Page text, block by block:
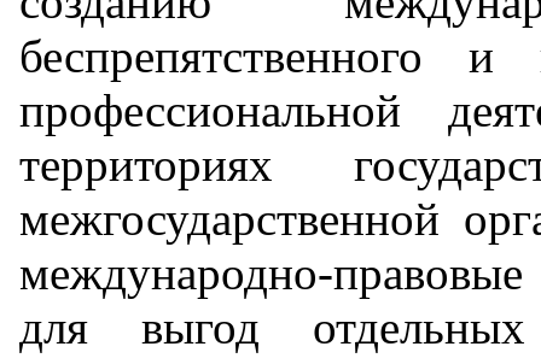
беспрепятственного и
профессиональной
территориях
межгосударственной
международно-
для выгод